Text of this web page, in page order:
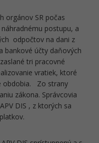
orgánov SR počas
postupu, a
odpočtov na dani z
bankové účty daňových
tri pracovné
vratiek, ktoré
obdobia. Zo strany
zákona. Správcovia
DIS , z ktorých sa